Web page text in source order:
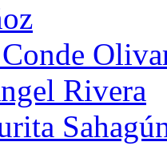
Rivera